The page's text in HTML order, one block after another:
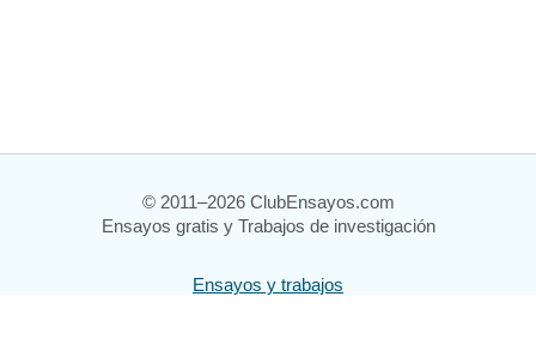
© 2011–2026 ClubEnsayos.com
Ensayos gratis y Trabajos de investigación
Ensayos y trabajos